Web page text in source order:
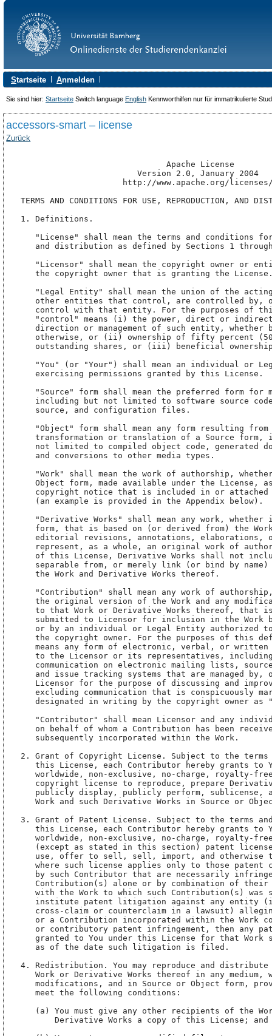
Startseite Anmelden
Sie sind hier: Startseite Switch language English Kennworthilfen nur für immatrikulierte
accessors-smart – license
Zurück